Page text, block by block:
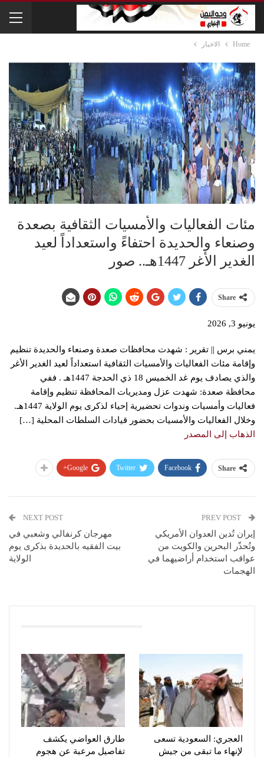
Home الاخبار
مئات الفعاليات والأمسيات الثقافية بصعدة
وصنعاء والحديدة احتفاءً واستعداداً لعيد
الغدير الأغر 1447هـ.. صور
Share
يونيو 3, 2026
يمني برس || تقرير : شهدت محافظات صعدة وصنعاء والحديدة تنظيم
وإقامة مئات الفعاليات والأمسيات الثقافية استعداداً لعيد الغدير الأغر
والذي يصادف يوم غد الخميس 18 ذي الحدجة 1447هـ . ففي
محافظة صعدة: شهدت عزل ومديريات المحافظة تنظيم وإقامة
فعاليات وأمسيات وندوات تحضيرية إحياء لذكرى يوم الولاية 1447هـ.
وخلال الفعاليات والأمسيات بحضور قيادات السلطات المحلية […]
الذهاب إلى المصدر
Share
Facebook
Twitter
Google+
إيران تُدين العدوان الأمريكي
وتُحذّر البحرين والكويت من
عواقب استخدام أراضيهما في
الهجمات
NEXT POST
مهرجان كرنفالي وشعبي في
بيت الفقيه بالحديدة بذكرى يوم
الولاية
العجري: السعودية تسعى
لإنهاء ما تبقى من جيش
طارق العواضي يكشف
تفاصيل مرعبة عن هجوم